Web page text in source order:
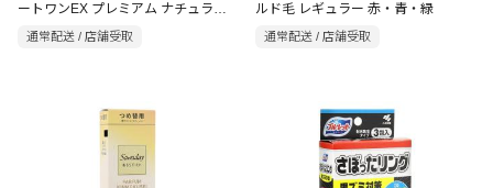
ートワンEX プレミアム ナチュラル
ミント<1450ppm>(90g)
通常配送 / 店舗受取
ルド毛 レギュラー 赤・青・緑
通常配送 / 店舗受取